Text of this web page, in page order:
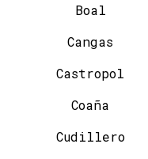
Boal
Cangas
Castropol
Coaña
Cudillero